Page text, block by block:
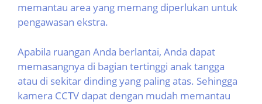
memantau area yang memang diperlukan untuk
pengawasan ekstra.
Apabila ruangan Anda berlantai, Anda dapat
memasangnya di bagian tertinggi anak tangga
atau di sekitar dinding yang paling atas. Sehingga
kamera CCTV dapat dengan mudah memantau